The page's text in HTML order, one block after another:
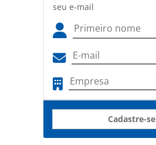
seu e-mail
Cadastre-se